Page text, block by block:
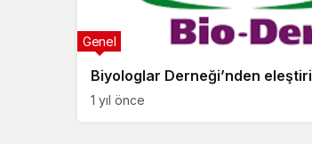
Biyologlar Derneği’nden eleştiri
Genel
1 yıl önce